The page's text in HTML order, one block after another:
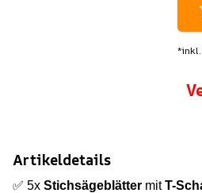
*inkl.
Artikeldetails
✅ 5x Stichsägeblätter mitT-